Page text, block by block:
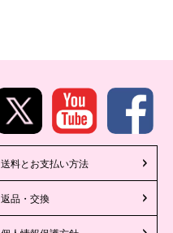
送料とお支払い方法
返品・交換